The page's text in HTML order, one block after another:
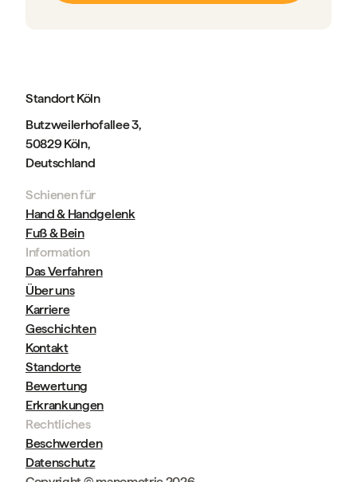
Standort Köln
Butzweilerhofallee 3,
50829 Köln,
Deutschland
Schienen für
Hand & Handgelenk
Fuß & Bein
Information
Das Verfahren
Über uns
Karriere
Geschichten
Kontakt
Standorte
Bewertung
Erkrankungen
Rechtliches
Beschwerden
Datenschutz